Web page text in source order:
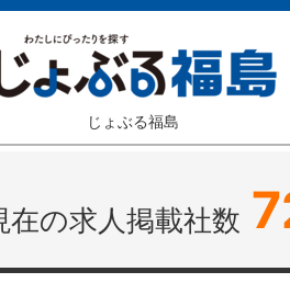
じょぶる福島
在の求人掲載社数